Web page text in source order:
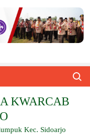
KWARCAB
Kec. Sidoarjo